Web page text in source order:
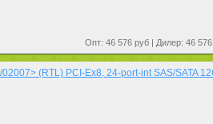
Опт: 46 576 руб | Дилер: 46
(RTL) PCI-Ex8, 24-port-int SAS/SATA